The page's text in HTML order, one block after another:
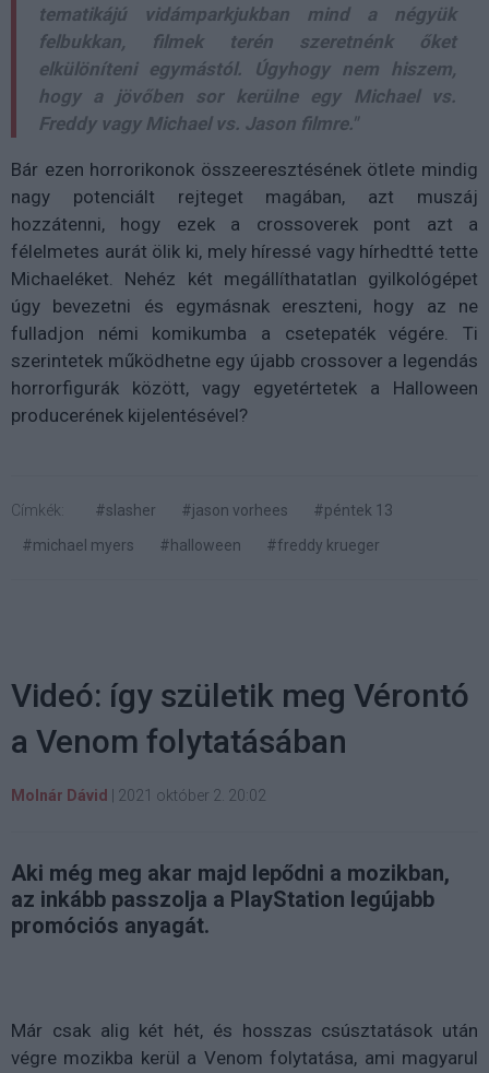
tematikájú vidámparkjukban mind a négyük
felbukkan, filmek terén szeretnénk őket
elkülöníteni egymástól. Úgyhogy nem hiszem,
hogy a jövőben sor kerülne egy Michael vs.
Freddy vagy Michael vs. Jason filmre."
Bár ezen horrorikonok összeeresztésének ötlete mindig
nagy potenciált rejteget magában, azt muszáj
hozzátenni, hogy ezek a crossoverek pont azt a
félelmetes aurát ölik ki, mely híressé vagy hírhedtté tette
Michaeléket. Nehéz két megállíthatatlan gyilkológépet
úgy bevezetni és egymásnak ereszteni, hogy az ne
fulladjon némi komikumba a csetepaték végére. Ti
szerintetek működhetne egy újabb crossover a legendás
horrorfigurák között, vagy egyetértetek a Halloween
producerének kijelentésével?
Címkék: #slasher #jason vorhees
#péntek 13
#michael myers
#halloween #freddy krueger
Videó: így születik meg Vérontó
a Venom folytatásában
Molnár Dávid 2021 október 2. 20:02
Aki még meg akar majd lepődni a mozikban,
az inkább passzolja a PlayStation legújabb
promóciós anyagát.
Már csak alig két hét, és hosszas csúsztatások után
végre mozikba kerül a Venom folytatása, ami magyarul